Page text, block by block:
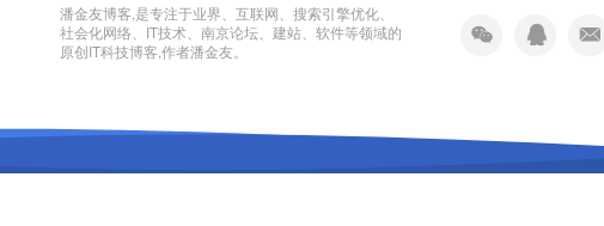
潘金友博客,是专注于业界、互联网、搜索引擎优化、
社会化网络、IT技术、南京论坛、建站、软件等领域的
原创IT科技博客,作者潘金友。